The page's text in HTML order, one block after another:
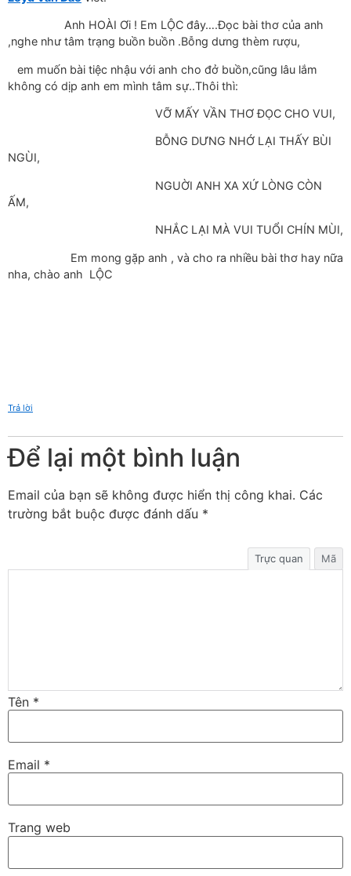
Anh HOÀI Ơi ! Em LỘC đây….Đọc bài thơ của anh
,nghe như tâm trạng buồn buồn .Bỗng dưng thèm rượu,
em muốn bài tiệc nhậu với anh cho đở buồn,cũng lâu lắm
không có dịp anh em mình tâm sự..Thôi thì:
VỠ MẤY VẦN THƠ ĐỌC CHO VUI,
BỖNG DƯNG NHỚ LẠI THẤY BÙI
NGÙI,
NGUỜI ANH XA XỨ LÒNG CÒN
ẤM,
NHẮC LẠI MÀ VUI TUỔI CHÍN MÙI,
Em mong gặp anh , và cho ra nhiều bài thơ hay nữa
nha, chào anh LỘC
Trả lời
Để lại một bình luận
Email của bạn sẽ không được hiển thị công khai. Các
trường bắt buộc được đánh dấu *
Trực quan Mã
Tên *
Email *
Trang web